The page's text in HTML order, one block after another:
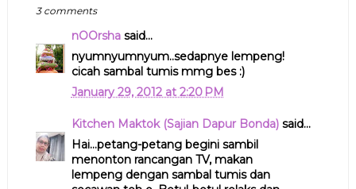
3 comments
nOOrshasaid...
nyumnyumnyum..sedapnye lempeng!
cicah sambal tumis mmg bes :)
January 29, 2012 at 2:20 PM
Kitchen Maktok (Sajian Dapur Bonda)said...
Hai...petang-petang begini sambil
menonton rancangan TV, makan
lempeng dengan sambal tumis dan